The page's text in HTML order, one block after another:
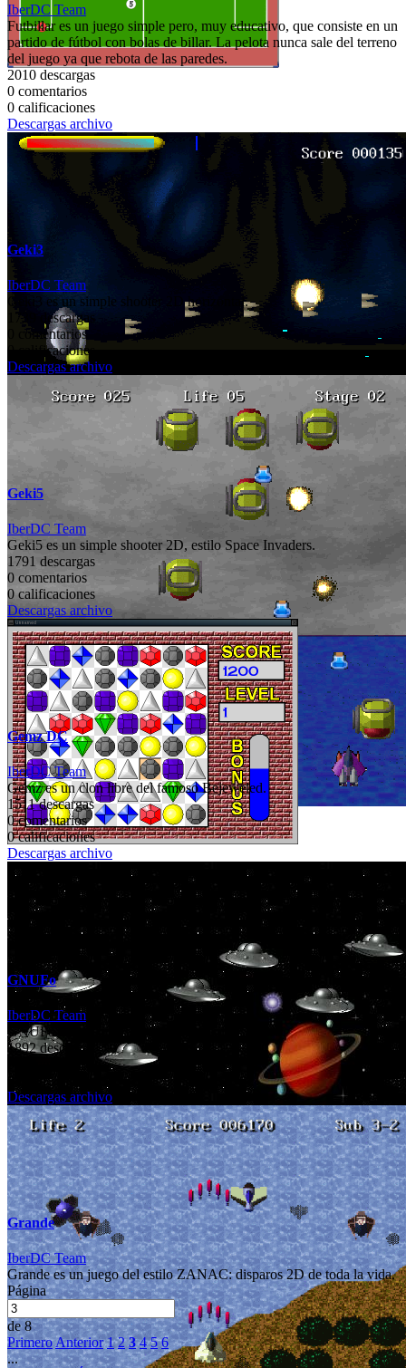
IberDC Team
Futbillar es un juego simple pero, muy educativo, que consiste en un
partido de fútbol con bolas de billar. La pelota nunca sale del terreno
del juego ya que rebota de las paredes.
2010 descargas
0 comentarios
0 calificaciones
Descargas archivo
Geki3
IberDC Team
Geki3 es un simple shooter 2D horizontal.
1739 descargas
0 comentarios
0 calificaciones
Descargas archivo
Geki5
IberDC Team
Geki5 es un simple shooter 2D, estilo Space Invaders.
1791 descargas
0 comentarios
0 calificaciones
Descargas archivo
Gemz DC
IberDC Team
Gemz es un clon libre del famoso Bejeweled.
1511 descargas
0 comentarios
0 calificaciones
Descargas archivo
GNUFo
IberDC Team
GNUFo es un shoot'em up muy simple y básico.
1892 descargas
0 comentarios
0 calificaciones
Descargas archivo
Grande
IberDC Team
Grande es un juego del estilo ZANAC: disparos 2D de toda la vida.
Página
de 8
PrimeroAnterior 1 2 3 4 5 6
...